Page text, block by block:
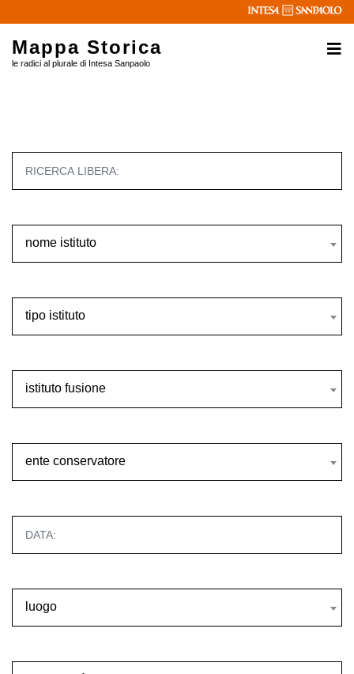
Mappa Storica
le radici al plurale di Intesa Sanpaolo
nome istituto
tipo istituto
istituto fusione
ente conservatore
luogo